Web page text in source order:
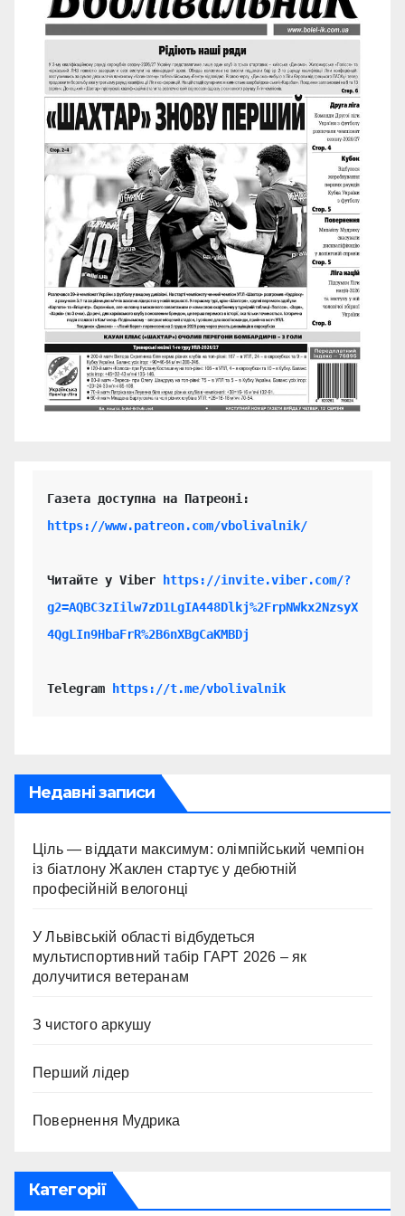
https://www.patreon.com/vbolivalnik/
Читайте у Viber
https://invite.viber.com/?
g2=AQBC3zIilw7zD1LgIA448Dlkj%2FrpNWkx2NzsyX
4QgLIn9HbaFrR%2B6nXBgCaKMBDj
Telegram https://t.me/vbolivalnik
Недавні записи
Ціль — віддати максимум: олімпійський чемпіон
із біатлону Жаклен стартує у дебютній
професійній велогонці
У Львівській області відбудеться
мультиспортивний табір ГАРТ 2026 – як
долучитися ветеранам
З чистого аркушу
Перший лідер
Повернення Мудрика
Категорії